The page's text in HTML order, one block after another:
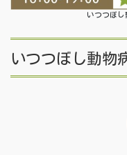
いつつぼ
いつつぼし動物